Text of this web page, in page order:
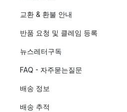
교환 & 환불 안내
반품 요청 및 클레임 등록
뉴스레터구독
FAQ - 자주묻는질문
배송 정보
배송 추적